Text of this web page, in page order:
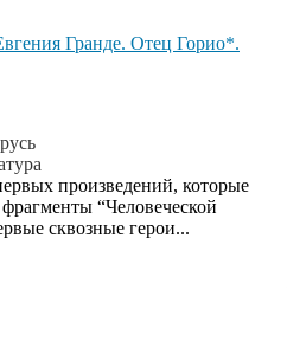
Гранде. Отец Горио*.
произведений, которые
“Человеческой
сквозные герои...